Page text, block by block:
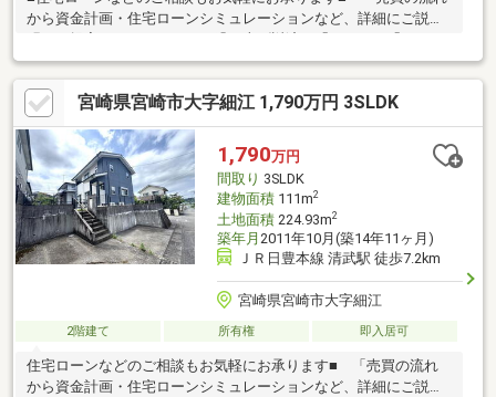
から資金計画・住宅ローンシミュレーションなど、詳細にご説
らい」するのが効果的？ ・どこの銀行で借りるとお得な
の？ ・適切な借入額は？ ・現在、お車などの借り入れが
あるけど平気？ ・現在、住宅ローンを組んでるけど借り換え
って…？ ・親子でローンって組めるの？などなどお気軽にお
問合せください♪
宮崎県宮崎市大字細江 1,790万円 3SLDK
1,790万円
間取り 3SLDK
建物面積111m2
土地面積224.93m2
築年月 2011年10月(築14年11ヶ月)
ＪＲ日豊本線 清武駅 徒歩7.2km
宮崎県宮崎市大字細江
2階建て 所有権 即入居可
住宅ローンなどのご相談もお気軽にお承ります■ 「売買の流れ
から資金計画・住宅ローンシミュレーションなど、詳細にご説